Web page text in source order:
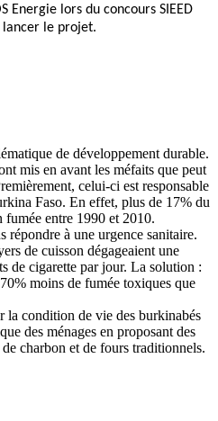
Energie lors du concours SIEED
le projet.
de développement durable.
mis en avant les méfaits que peut
celui-ci est responsable
Faso. En effet, plus de 17% du
fumée entre 1990 et 2010.
à une urgence sanitaire.
de cuisson dégageaient une
de cigarette par jour. La solution :
moins de fumée toxiques que
la condition de vie des burkinabés
des ménages en proposant des
charbon et de fours traditionnels.